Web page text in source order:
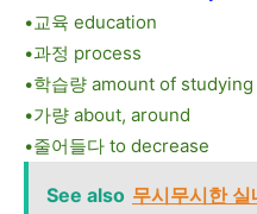
•교육 education
•과정 process
•학습량 amount of studying
•가량 about, around
•줄어들다 to decrease
See also 무시무시한